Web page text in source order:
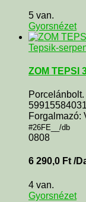
5 van.
Gyorsnézet
Tepsik-
ZOM TEPSI
Porcelánbolt.
Forgalmazó:
#26FE__/db
0808
6 290,0 Ft /
4 van.
Gyorsnézet